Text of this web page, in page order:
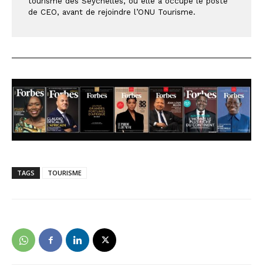
de CEO, avant de rejoindre l’ONU Tourisme.
TAGS TOURISME